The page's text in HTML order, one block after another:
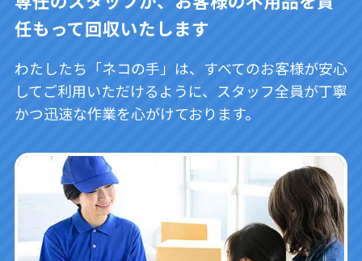
任もって回収いたします
わたしたち「ネコの手」は、すべてのお客様が安心
してご利用いただけるように、スタッフ全員が丁寧
かつ迅速な作業を心がけております。